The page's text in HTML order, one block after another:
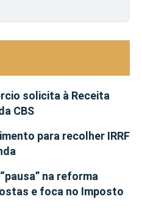
solicita à Receita
CBS
para recolher IRRF
na reforma
e foca no Imposto